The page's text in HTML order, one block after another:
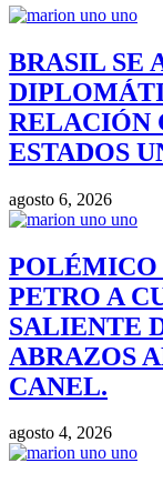
BRASIL SE
RELACIÓN
ESTADOS
agosto 6, 2026
POLÉMICO
PETRO A
SALIENTE
ABRAZOS
CANEL.
agosto 4, 2026